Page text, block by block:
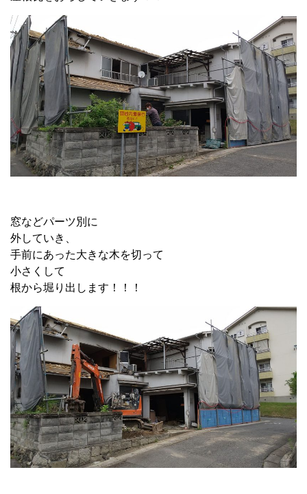
窓などパーツ別に
外していき、
手前にあった大きな木を切って
小さくして
根から堀り出します！！！